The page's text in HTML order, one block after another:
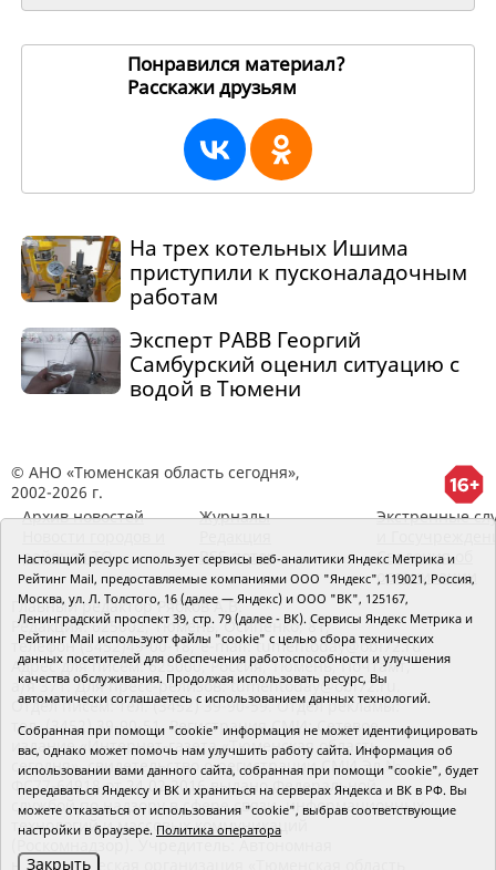
Понравился материал?
Расскажи друзьям
На трех котельных Ишима
приступили к пусконаладочным
работам
Эксперт РАВВ Георгий
Самбурский оценил ситуацию с
водой в Тюмени
© АНО «Тюменская область сегодня»,
2002-2026 г.
Архив новостей
районов ТО
Журналы
RSS поток
Экстренные
Сведения об
организации
Главный редактор Рябков А.В.
Редакция: 625002, Тюмень, Осипенко, 81,
телефон (3452)49-00-18, e-mail: tumentoday@obl72.ru
Адрес для писем: 625000, Россия, Тюмень, Почтамт,
а/я 371. Для пресс-релизов: tumentoday@obl72.ru.
Отдел писем: тел. (3452) 39-90-59. Отдел рекламы:
тел. (3452) 39-90-51. Регистрация СМИ: Сетевое
издание «Интернет-газета «Тюменская область
сегодня», свидетельство о регистрации СМИ Эл №
ФС77-64918 от 24.02.2016 выдано Федеральной
службой по надзору в сфере связи, информационных
технологий и массовых коммуникаций
некоммерческая организация «Тюменская область
Настоящий ресурс использует сервисы веб-аналитики Яндекс Метрика и
Рейтинг Mail, предоставляемые компаниями ООО "Яндекс", 119021, Россия,
Москва, ул. Л. Толстого, 16 (далее — Яндекс) и ООО "ВК", 125167,
Ленинградский проспект 39, стр. 79 (далее - ВК). Сервисы Яндекс Метрика и
Рейтинг Mail используют файлы "cookie" с целью сбора технических
данных посетителей для обеспечения работоспособности и улучшения
качества обслуживания. Продолжая использовать ресурс, Вы
автоматически соглашаетесь с использованием данных технологий.
Собранная при помощи "cookie" информация не может идентифицировать
вас, однако может помочь нам улучшить работу сайта. Информация об
использовании вами данного сайта, собранная при помощи "cookie", будет
передаваться Яндексу и ВК и храниться на серверах Яндекса и ВК в РФ. Вы
можете отказаться от использования "cookie", выбрав соответствующие
настройки в браузере. Политика оператора
Закрыть